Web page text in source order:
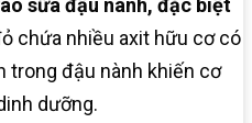
sữa đậu nành, đặc biệt
chứa nhiều axit hữu cơ có
trong đậu nành khiến cơ
dưỡng.